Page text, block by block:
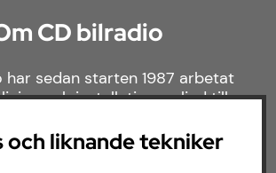
CD bilradio
har sedan starten 1987 arbetat
och installation av ljud till
av billjud till alla typer av
bilmärken och behov.
och liknande tekniker